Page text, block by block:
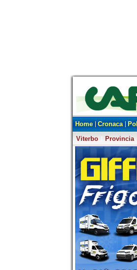
Home Cronaca
Viterbo
Provincia